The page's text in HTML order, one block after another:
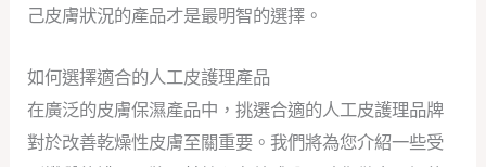
己皮膚狀況的產品才是最明智的選擇。
如何選擇適合的人工皮護理產品
在廣泛的皮膚保濕產品中，挑選合適的人工皮護理品牌
對於改善乾燥性皮膚至關重要。我們將為您介紹一些受